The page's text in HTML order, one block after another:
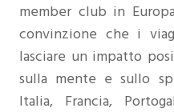
member club in
convinzione che i
lasciare un impatto
sulla mente e sullo
Italia, Francia,